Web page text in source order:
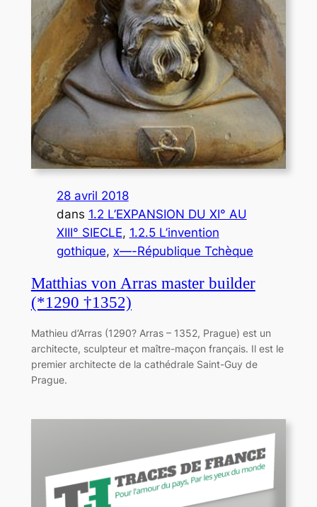
28 avril 2018
dans 1.2 L’EXPANSION DU XI° AU
XIII° SIECLE, 1.2.5 L’invention
gothique, x—-République Tchèque
Matthias von Arras master builder
(*1290 †1352)
Mathieu d’Arras (1290? Arras – 1352, Prague) est un
ar­chi­tecte, sculp­teur et maître-maçon fran­çais. Il est le
pre­mier ar­chi­tecte de la cathédrale Saint-Guy de
Prague.